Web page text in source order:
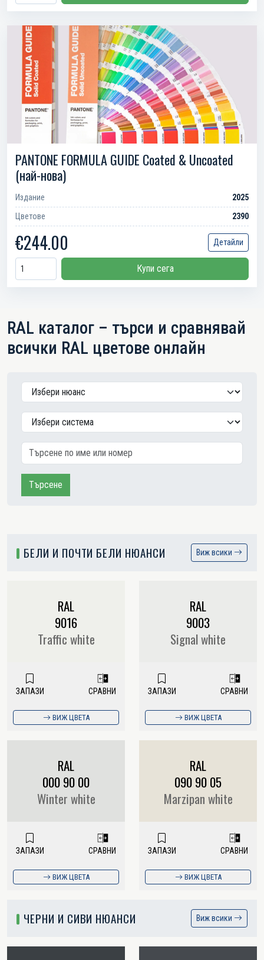
PANTONE FORMULA GUIDE Coated & Uncoated
(най-нова)
Издание
2025
Цветове
2390
€244.00 Детайли
Купи сега
RAL каталог – търси и сравнявай
всички RAL цветове онлайн
Търсене
БЕЛИ И ПОЧТИ БЕЛИ НЮАНСИ Виж всики
RAL
9016
Traffic white
ЗАПАЗИ СРАВНИ
ВИЖ ЦВЕТА
RAL
9003
Signal white
ЗАПАЗИ СРАВНИ
ВИЖ ЦВЕТА
RAL
000 90 00
Winter white
ЗАПАЗИ СРАВНИ
ВИЖ ЦВЕТА
RAL
090 90 05
Marzipan white
ЗАПАЗИ СРАВНИ
ВИЖ ЦВЕТА
ЧЕРНИ И СИВИ НЮАНСИ Виж всики